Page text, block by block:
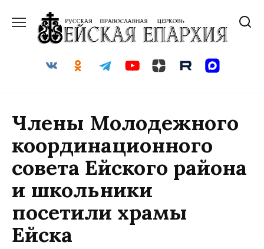
содержанию
Члены Молодежного
координационного
совета Ейского района
и школьники
посетили храмы
Ейска